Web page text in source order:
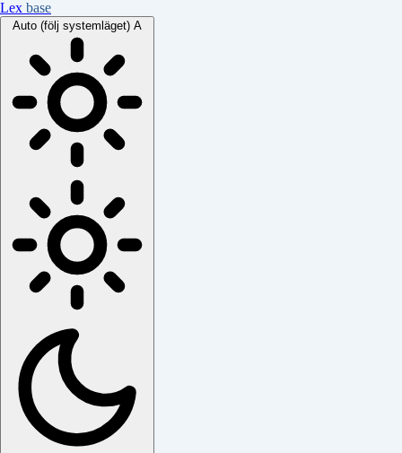
Lex base
Auto (följ systemläget) A